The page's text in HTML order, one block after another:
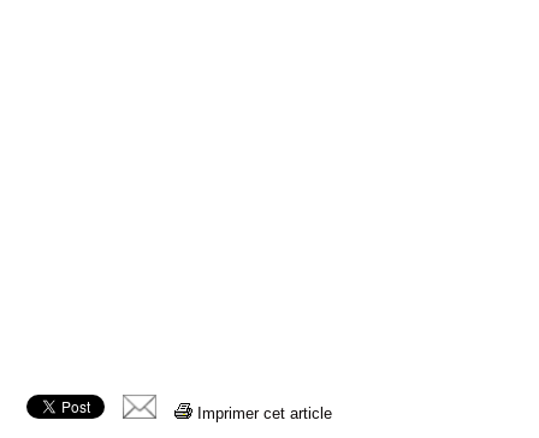
Imprimer cet article